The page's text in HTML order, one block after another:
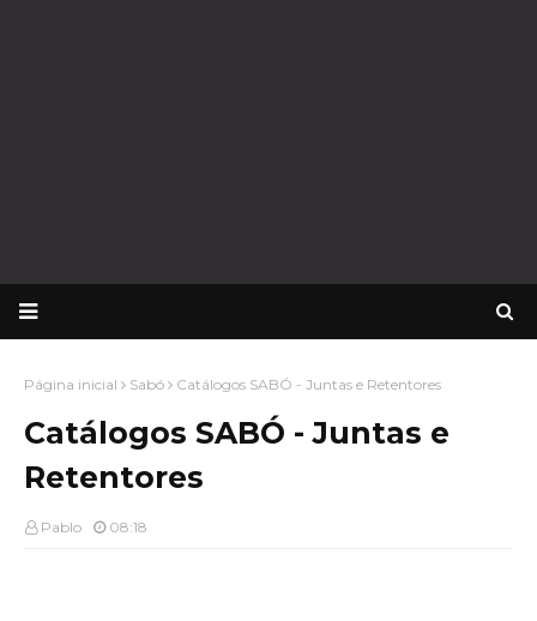
Página inicial Sabó Catálogos SABÓ - Juntas e Retentores
Catálogos SABÓ - Juntas e
Retentores
Pablo 08:18